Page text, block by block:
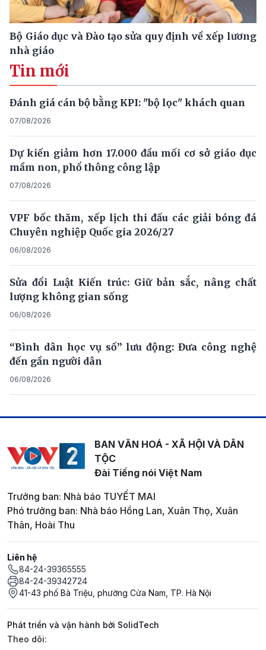
Bộ Giáo dục và Đào tạo sửa quy định về xếp lương
nhà giáo
Tin mới
Đánh giá cán bộ bằng KPI: "bộ lọc" khách quan
07/08/2026
Dự kiến giảm hơn 17.000 đầu mối cơ sở giáo dục
mầm non, phổ thông công lập
07/08/2026
VPF bốc thăm, xếp lịch thi đấu các giải bóng đá
Chuyên nghiệp Quốc gia 2026/27
06/08/2026
Sửa đổi Luật Kiến trúc: Giữ bản sắc, nâng chất
lượng không gian sống
06/08/2026
“Bình dân học vụ số” lưu động: Đưa công nghệ
đến gần người dân
06/08/2026
BAN VĂN HOÁ - XÃ HỘI VÀ DÂN
TỘC
Đài Tiếng nói Việt Nam
Trưởng ban: Nhà báo TUYẾT MAI
Phó trưởng ban: Nhà báo Hồng Lan, Xuân Thọ, Xuân
Thân, Hoài Thu
Liên hệ
84-24-39365555
84-24-39342724
41-43 phố Bà Triệu, phường Cửa Nam, TP. Hà Nội
Phát triển và vận hành bởi SolidTech
Mạng xã hội
Theo dõi: